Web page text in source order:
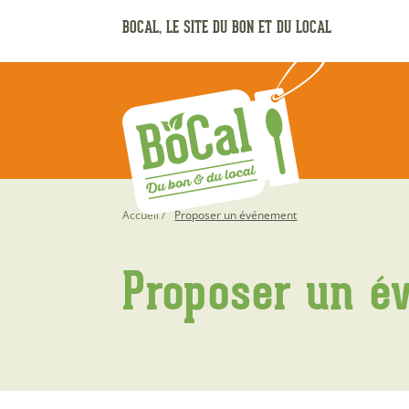
BOCAL, LE SITE DU BON ET DU LOCAL
Fil
d'Ariane
Accueil Proposer un événement
Proposer un